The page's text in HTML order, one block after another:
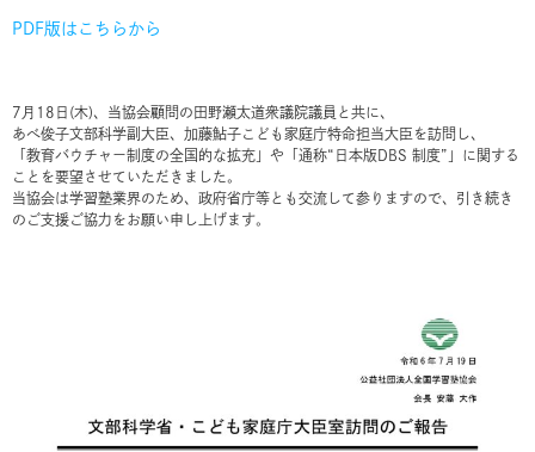
PDF版はこちらから
7月18日(木)、当協会顧問の田野瀬太道衆議院議員と共に、
あべ俊子文部科学副大臣、加藤鮎子こども家庭庁特命担当大臣を訪問し、
「教育バウチャー制度の全国的な拡充」や「通称“日本版DBS 制度”」に関する
ことを要望させていただきました。
当協会は学習塾業界のため、政府省庁等とも交流して参りますので、引き続き
のご支援ご協力をお願い申し上げます。